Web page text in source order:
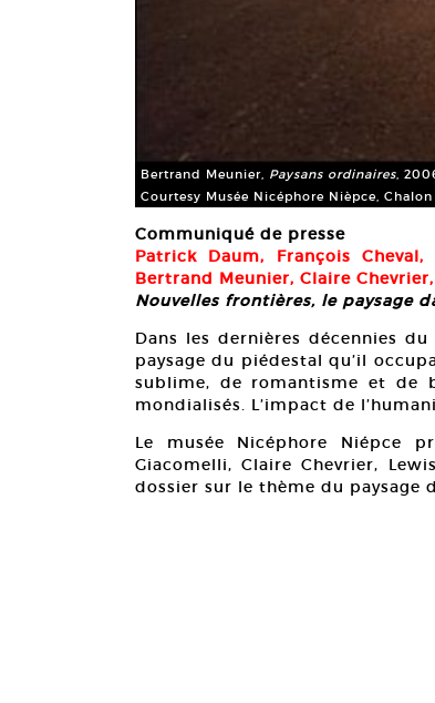
Bertrand Meunier, Paysans ordinaires,
Courtesy Musée Nicéphore Nièpce,
Communiqué de presse
Patrick Daum, François Cheval,
Bertrand Meunier, Claire
Nouvelles frontières, le paysage
Dans les dernières décennies
paysage du piédestal qu’il
sublime, de romantisme et de
mondialisés. L’impact de
Le musée Nicéphore Niépce
Giacomelli, Claire Chevrier,
dossier sur le thème du paysage